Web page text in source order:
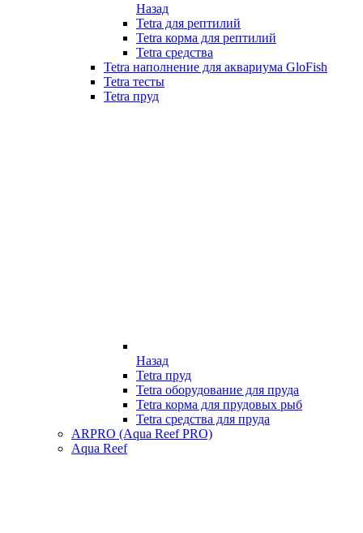
Назад
Tetra для рептилий
Tetra корма для рептилий
Tetra средства
Tetra наполнение для аквариума GloFish
Tetra тесты
Tetra пруд
Назад
Tetra пруд
Tetra оборудование для пруда
Tetra корма для прудовых рыб
Tetra средства для пруда
ARPRO (Aqua Reef PRO)
Aqua Reef